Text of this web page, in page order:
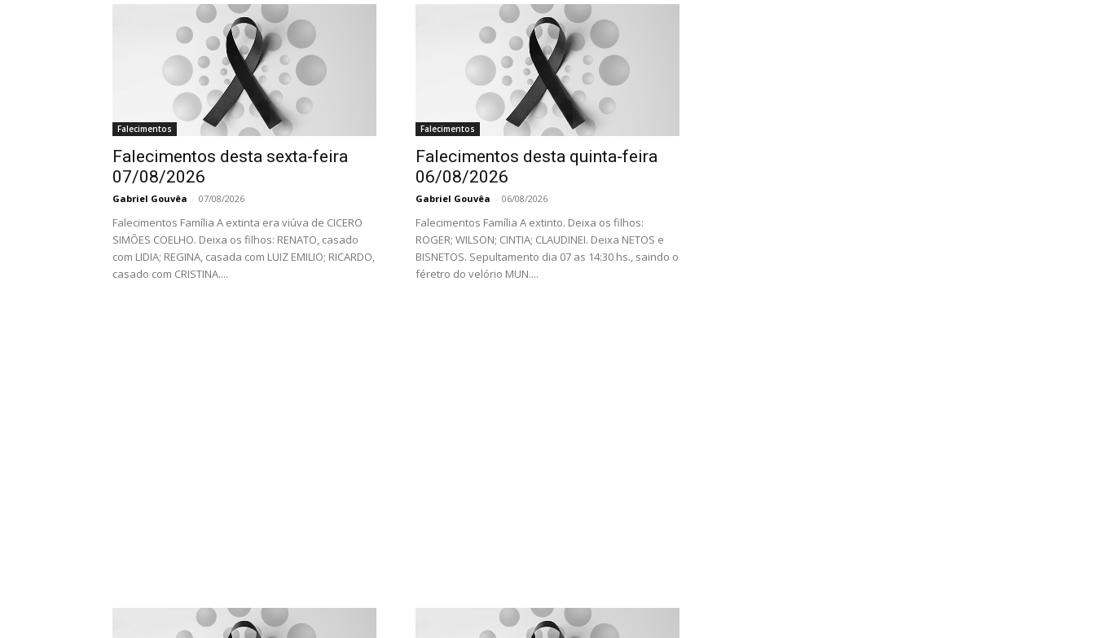
Falecimentos
Falecimentos desta sexta-feira
07/08/2026
Gabriel Gouvêa - 07/08/2026
Falecimentos Família A extinta era viúva de CICERO
SIMÕES COELHO. Deixa os filhos: RENATO, casado
com LIDIA; REGINA, casada com LUIZ EMILIO; RICARDO,
casado com CRISTINA....
Falecimentos
Falecimentos desta quinta-feira
06/08/2026
Gabriel Gouvêa - 06/08/2026
Falecimentos Família A extinto. Deixa os filhos:
ROGER; WILSON; CINTIA; CLAUDINEI. Deixa NETOS e
BISNETOS. Sepultamento dia 07 as 14:30 hs., saindo o
féretro do velório MUN....